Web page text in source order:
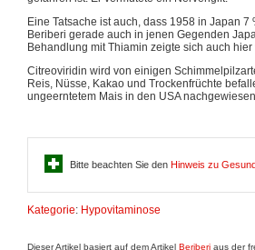
Eine Tatsache ist auch, dass 1958 in Japan
Beriberi gerade auch in jenen Gegenden
Behandlung mit Thiamin zeigte sich auch hier
Citreoviridin wird von einigen
Reis, Nüsse, Kakao und Trockenfrüchte
ungeerntetem Mais in den USA
Bitte beachten Sie den Hinweis zu
Kategorie: Hypovitaminose
Dieser Artikel basiert auf dem Artikel Beriberi aus der